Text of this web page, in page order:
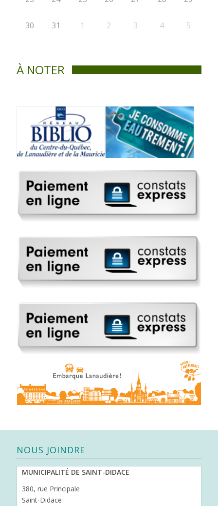
30 31 1 2 3 4 5
À NOTER
NOUS JOINDRE
MUNICIPALITÉ DE SAINT-DIDACE
380, rue Principale
Saint-Didace